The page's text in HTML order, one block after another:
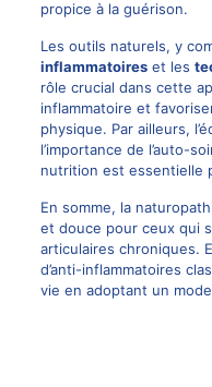
propice à la guérison.
Les outils naturels, y
inflammatoireset les
rôle crucial dans cette
inflammatoire et
physique. Par ailleurs,
l’importance de l’auto-
nutrition est essentielle
En somme, la
et douce pour ceux qui
articulaires chroniques.
d’anti-inflammatoires
vie en adoptant un